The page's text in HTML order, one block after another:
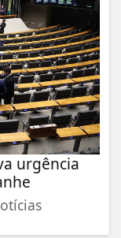
urgência